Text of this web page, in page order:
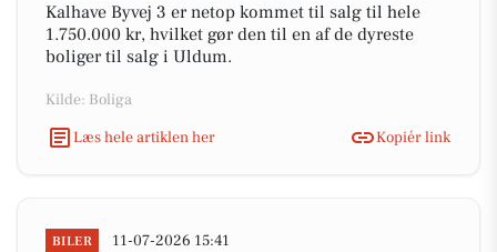
Kalhave Byvej 3 er netop kommet til salg til hele
1.750.000 kr, hvilket gør den til en af de dyreste
boliger til salg i Uldum.
Kilde: Boliga
Læs hele artiklen her
Kopiér link
BILER 11-07-2026 15:41